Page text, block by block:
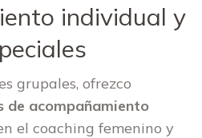
individual y
grupales, ofrezco
de acompañamiento
el coaching femenino y